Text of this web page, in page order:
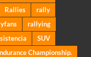
Rallies
rally
rallying
SUV
Championship.